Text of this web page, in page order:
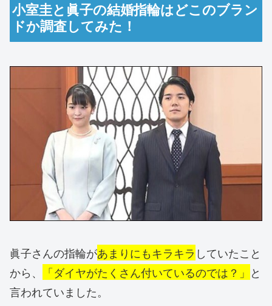
小室圭と眞子の結婚指輪はどこのブラン
ドか調査してみた！
眞子さんの指輪があまりにもキラキラ していたこと
から、
「ダイヤがたくさん付いているのでは？」 と
言われていました。